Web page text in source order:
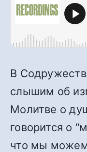
В
слышим об
Молитве о
говорится о
что мы